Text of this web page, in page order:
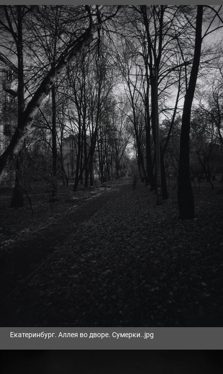
Екатеринбург. Аллея во дворе. Сумерки..jpg